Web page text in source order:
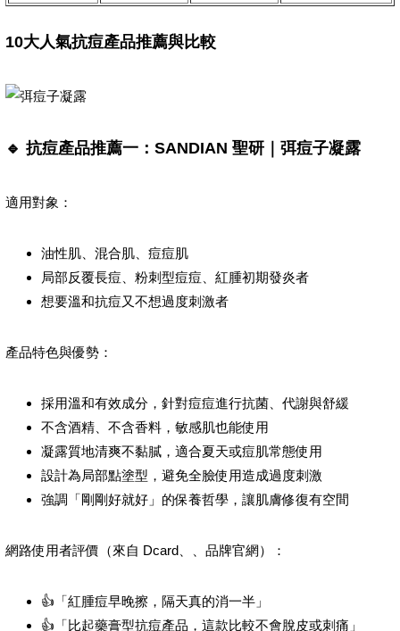
10大人氣抗痘產品推薦與比較
🔹 抗痘產品推薦一：SANDIAN 聖研｜弭痘子凝露
適用對象：
油性肌、混合肌、痘痘肌
局部反覆長痘、粉刺型痘痘、紅腫初期發炎者
想要溫和抗痘又不想過度刺激者
產品特色與優勢：
採用溫和有效成分，針對痘痘進行抗菌、代謝與舒緩
不含酒精、不含香料，敏感肌也能使用
凝露質地清爽不黏膩，適合夏天或痘肌常態使用
設計為局部點塗型，避免全臉使用造成過度刺激
強調「剛剛好就好」的保養哲學，讓肌膚修復有空間
網路使用者評價（來自 Dcard、、品牌官網）：
👍「紅腫痘早晚擦，隔天真的消一半」
👍「比起藥膏型抗痘產品，這款比較不會脫皮或刺痛」